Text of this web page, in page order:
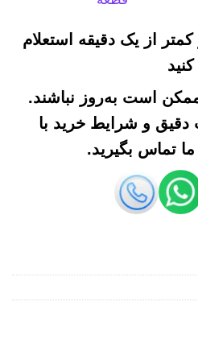
از یک دقیقه استعلام
کنید
است به‌روز نباشند.
دقیق و شرایط خرید با
تماس بگیرید.